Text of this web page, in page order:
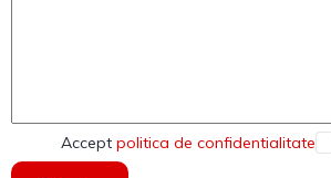
Accept politica de confidentialitate